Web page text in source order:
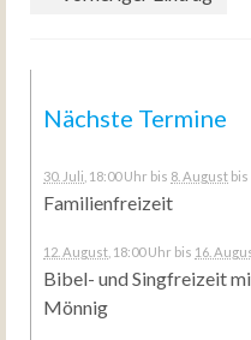
Nächste Termine
30. Juli , 18:00 Uhr bis 8. August
Familienfreizeit
12. August , 18:00 Uhr bis 16.
Bibel- und Singfreizeit
Mönnig